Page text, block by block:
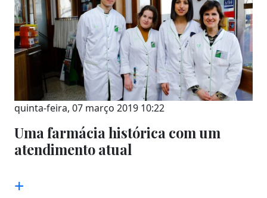
quinta-feira, 07 março 2019 10:22
Uma farmácia histórica com um
atendimento atual
+